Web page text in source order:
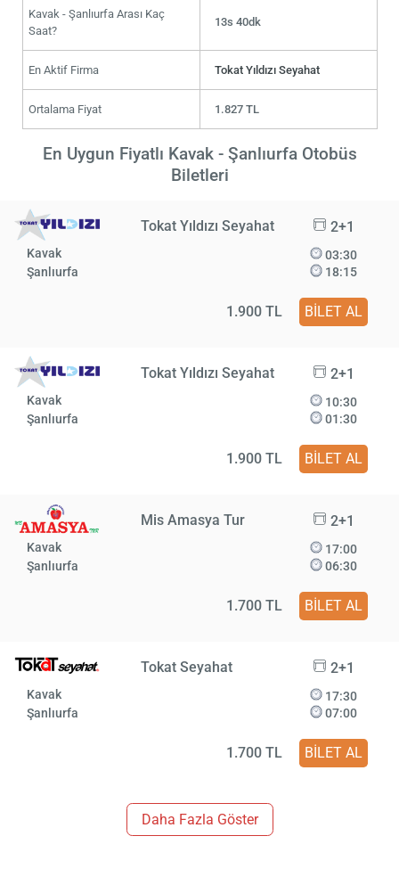
Kavak - Şanlıurfa Arası Kaç
Saat?
13s 40dk
En Aktif Firma Tokat Yıldızı Seyahat
Ortalama Fiyat 1.827 TL
En Uygun Fiyatlı Kavak - Şanlıurfa Otobüs
Biletleri
Tokat Yıldızı Seyahat 2+1
Kavak
Şanlıurfa
03:30
18:15
1.900 TL BİLET AL
Tokat Yıldızı Seyahat 2+1
Kavak
Şanlıurfa
10:30
01:30
1.900 TL BİLET AL
Mis Amasya Tur 2+1
Kavak
Şanlıurfa
17:00
06:30
1.700 TL BİLET AL
Tokat Seyahat 2+1
Kavak
Şanlıurfa
17:30
07:00
1.700 TL BİLET AL
Daha Fazla Göster